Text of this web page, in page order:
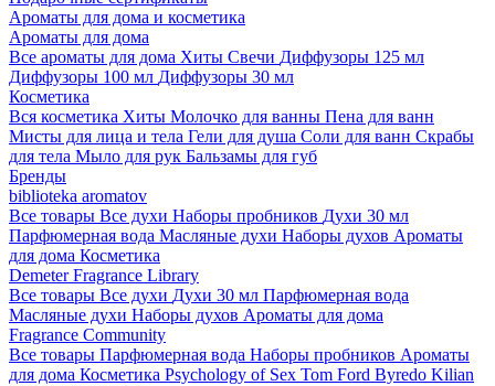
Ароматы для дома и косметика
Ароматы для дома
Все ароматы для дома Хиты Свечи Диффузоры 125 мл
Диффузоры 100 мл Диффузоры 30 мл
Косметика
Вся косметика Хиты Молочко для ванны Пена для ванн
Мисты для лица и тела Гели для душа Соли для ванн Скрабы
для тела Мыло для рук Бальзамы для губ
Бренды
biblioteka aromatov
Все товары Все духи Наборы пробников Духи 30 мл
Парфюмерная вода Масляные духи Наборы духов Ароматы
для дома Косметика
Demeter Fragrance Library
Все товары Все духи Духи 30 мл Парфюмерная вода
Масляные духи Наборы духов Ароматы для дома
Fragrance Community
Все товары Парфюмерная вода Наборы пробников Ароматы
для дома Косметика Psychology of Sex Tom Ford Byredo Kilian